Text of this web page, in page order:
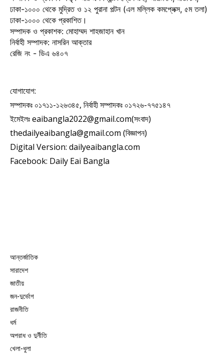
ঢাকা-১০০০ থেকে মুদ্রিত ও ১২ পুরানা পল্টন (এল মল্লিক কমপ্লেক্স, ৫ম তলা)
ঢাকা-১০০০ থেকে প্রকাশিত।
সম্পাদক ও প্রকাশক: মোহাম্মদ শাহজাহান খান
নির্বাহী সম্পাদক: নাসরিন আক্তার
রেজি নং - ডিএ ৬৪০৭
যোগাযোগ:
সম্পাদকঃ ০১৭১১-১২৬৩৪৫, নির্বাহী সম্পাদকঃ ০১৭২৬-৭৭৫১৪৭
ইমেইলঃ eaibangla2022@gmail.com(সংবাদ)
thedailyeaibangla@gmail.com (বিজ্ঞাপন)
Digital Version: dailyeaibangla.com
Facebook: Daily Eai Bangla
আন্তর্জাতিক
সারাদেশ
জাতীয়
জন-দুর্ভোগ
রাজনীতি
ধর্ম
অপরাধ ও দুর্নীতি
খেলা-ধুলা